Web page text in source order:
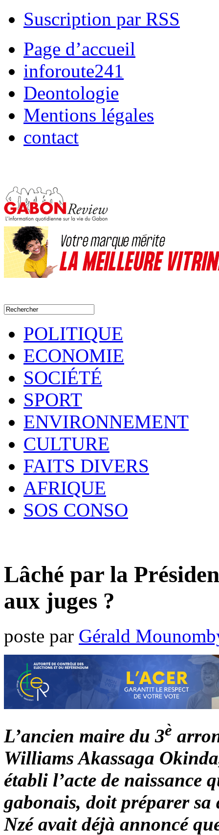
Suscription par RSS
Page d’accueil
inforoute241
Deontologie
Mentions légales
contact
POLITIQUE
ECONOMIE
SOCIÉTÉ
SPORT
ENVIRONNEMENT
CULTURE
FAITS DIVERS
AFRIQUE
SOS CONSO
Lâché par la
aux juges ?
poste par Gérald
L’ancien maire du 3è
Williams Akassaga
établi l’acte de naissance
gabonais, doit préparer
Nzé avait déjà annoncé